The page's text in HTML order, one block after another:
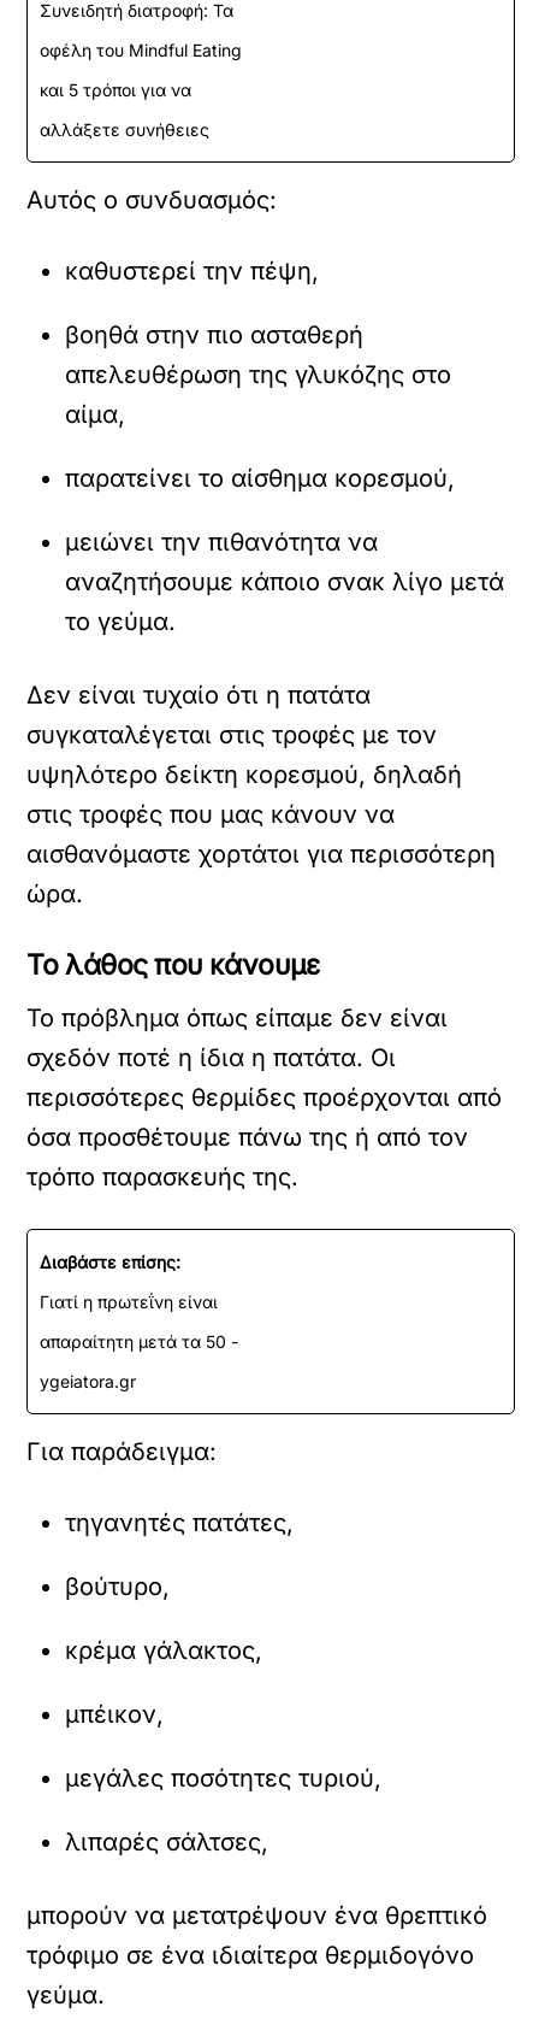
Συνειδητή διατροφή: Τα
οφέλη του Mindful Eating
και 5 τρόποι για να
αλλάξετε συνήθειες
Αυτός ο συνδυασμός:
καθυστερεί την πέψη,
βοηθά στην πιο ασταθερή
απελευθέρωση της γλυκόζης στο
αίμα,
παρατείνει το αίσθημα κορεσμού,
μειώνει την πιθανότητα να
αναζητήσουμε κάποιο σνακ λίγο μετά
το γεύμα.
Δεν είναι τυχαίο ότι η πατάτα
συγκαταλέγεται στις τροφές με τον
υψηλότερο δείκτη κορεσμού, δηλαδή
στις τροφές που μας κάνουν να
αισθανόμαστε χορτάτοι για περισσότερη
ώρα.
Το λάθος που κάνουμε
Το πρόβλημα όπως είπαμε δεν είναι
σχεδόν ποτέ η ίδια η πατάτα. Οι
περισσότερες θερμίδες προέρχονται από
όσα προσθέτουμε πάνω της ή από τον
τρόπο παρασκευής της.
Διαβάστε επίσης:
Γιατί η πρωτεΐνη είναι
απαραίτητη μετά τα 50 -
ygeiatora.gr
Για παράδειγμα:
τηγανητές πατάτες,
βούτυρο,
κρέμα γάλακτος,
μπέικον,
μεγάλες ποσότητες τυριού,
λιπαρές σάλτσες,
μπορούν να μετατρέψουν ένα θρεπτικό
τρόφιμο σε ένα ιδιαίτερα θερμιδογόνο
γεύμα.